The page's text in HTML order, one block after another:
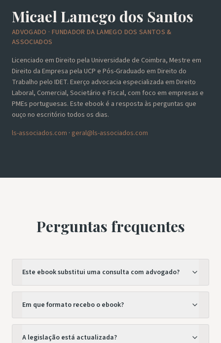
Micael Lamego dos Santos
ADVOGADO · FUNDADOR DA LAMEGO DOS SANTOS &
ASSOCIADOS
Licenciado em Direito pela Universidade de Coimbra, Mestre em
Direito da Empresa pela UCP e Pós-Graduado em Direito do
Trabalho pelo IDET. Exerço advocacia especializada em Direito
Laboral, Comercial, Societário e Fiscal, com foco em empresas e
PMEs portuguesas. Este ebook é a resposta às perguntas que
ouço no escritório todos os dias.
ls-associados.com · geral@ls-associados.com
Perguntas frequentes
Este ebook substitui uma consulta com advogado?
Em que formato recebo o ebook?
A legislação está actualizada?